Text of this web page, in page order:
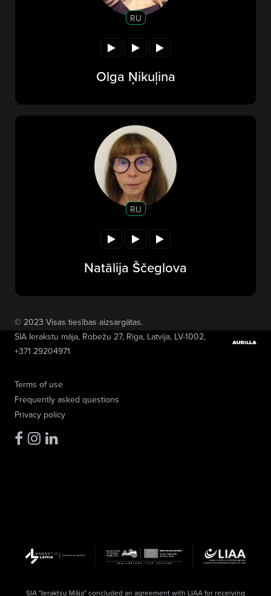
RU
Olga Ņikuļina
RU
Natālija Ščeglova
Terms of use
Frequently asked questions
Privacy policy
© 2023 Visas tiesības aizsargātas.
SIA Ierakstu māja, Robežu 27, Rīga, Latvija, LV-1002,
+371 29204971
SIA "Ieraktsu Māja" concluded an agreement with LIAA for receiving